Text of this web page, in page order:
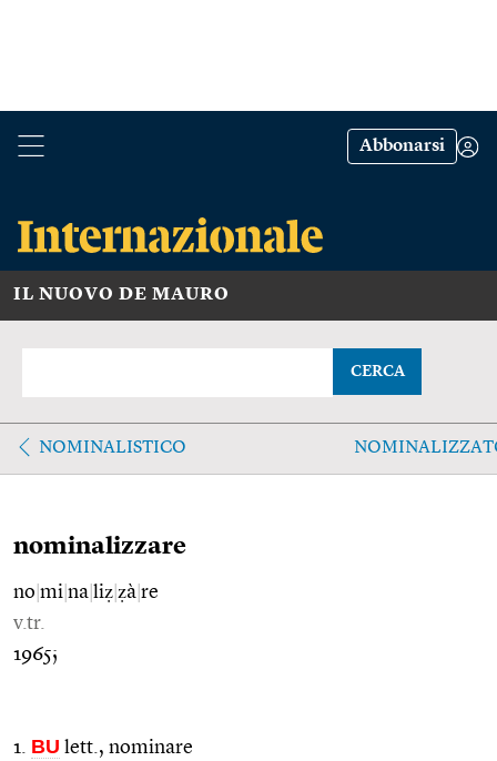
Abbonarsi
IL NUOVO DE MAURO
CERCA
NOMINALISTICO
nominalizzare
no mi na liẓ ẓà re
v.tr.
1965;
1. BU lett., nominare